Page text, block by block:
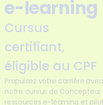
e-learning
Cursus
certifiant,
éligible au CPF
Propulsez votre carrière avec
notre cursus de Concepteur
ressources e-learning et